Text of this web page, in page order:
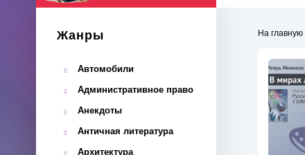
Жанры
Автомобили
Административное право
Анекдоты
Античная литература
Архитектура
На главную